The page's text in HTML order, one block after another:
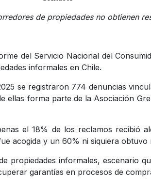
de propiedades no obtienen
del Servicio Nacional del
informales en Chile.
se registraron 774 denuncias
forma parte de la Asociación
el 18% de los reclamos recibió
acogida y un 60% ni siquiera obtuvo
propiedades informales, escenario
garantías en procesos de